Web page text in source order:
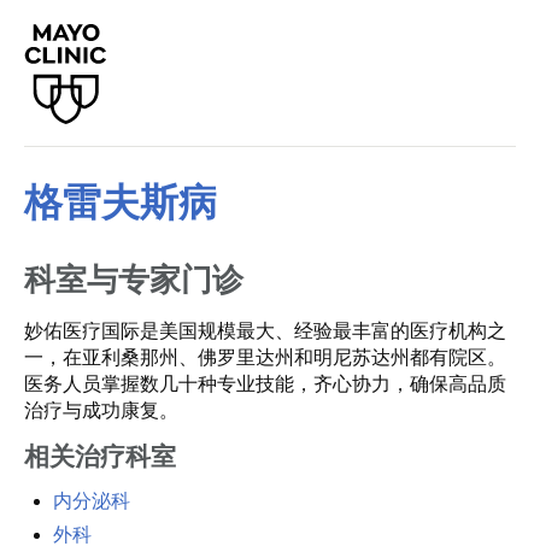
格雷夫斯病
科室与专家门诊
妙佑医疗国际是美国规模最大、经验最丰富的医疗机构之
一，在亚利桑那州、佛罗里达州和明尼苏达州都有院区。
医务人员掌握数几十种专业技能，齐心协力，确保高品质
治疗与成功康复。
相关治疗科室
内分泌科
外科